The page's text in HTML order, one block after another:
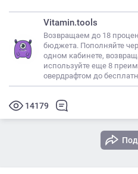
Vitamin.tools
Возвращаем до 18
бюджета. Пополняйте
одном кабинете,
используйте еще 8
овердрафтом до
14179